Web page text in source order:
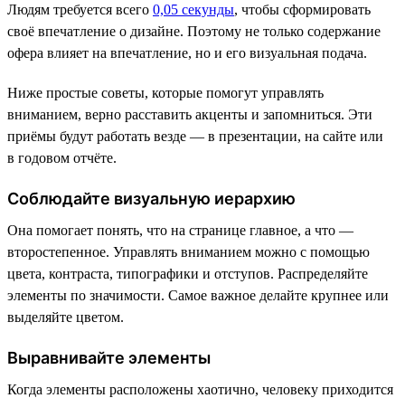
Людям требуется всего 0,05 секунды, чтобы сформировать
своё впечатление о дизайне. Поэтому не только содержание
офера влияет на впечатление, но и его визуальная подача.
Ниже простые советы, которые помогут управлять
вниманием, верно расставить акценты и запомниться. Эти
приёмы будут работать везде — в презентации, на сайте или
в годовом отчёте.
Соблюдайте визуальную иерархию
Она помогает понять, что на странице главное, а что —
второстепенное. Управлять вниманием можно с помощью
цвета, контраста, типографики и отступов. Распределяйте
элементы по значимости. Самое важное делайте крупнее или
выделяйте цветом.
Выравнивайте элементы
Когда элементы расположены хаотично, человеку приходится